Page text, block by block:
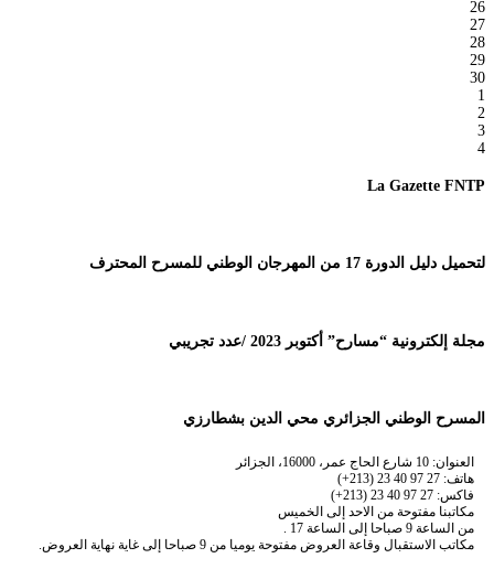
26
27
28
29
30
1
2
3
4
La Gazette FNTP
لتحميل دليل الدورة 17 من المهرجان الوطني للمسرح المحترف
مجلة إلكترونية “مسارح” أكتوبر 2023 /عدد تجريبي
المسرح الوطني الجزائري محي الدين بشطارزي
العنوان: 10 شارع الحاج عمر، 16000، الجزائر
هاتف: 27 97 40 23 (213+)
فاكس: 27 97 40 23 (213+)
مكاتبنا مفتوحة من الاحد إلى الخميس
من الساعة 9 صباحا إلى الساعة 17 .
مكاتب الاستقبال وقاعة العروض مفتوحة يوميا من 9 صباحا إلى غاية نهاية العروض.